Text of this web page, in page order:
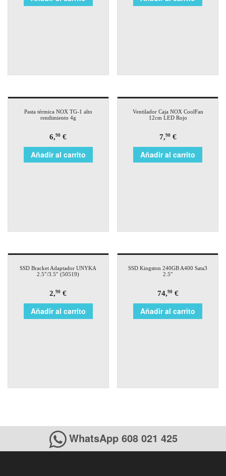
Pasta térmica NOX TG-1 alto
rendimiento 4g
6,90 €
Añadir al carrito
Ventilador Caja NOX CoolFan
12cm LED Rojo
7,90€
Añadir al carrito
SSD Bracket Adaptador UNYKA
2.5″/3.5″ (50519)
2,90 €
Añadir al carrito
SSD Kingston 240GB A400 Sata3
2.5″
74,90€
Añadir al carrito
WhatsApp 608 021 425